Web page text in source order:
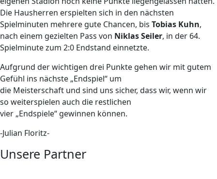
Die Hausherren erspielten sich in den nächsten
Spielminuten mehrere gute Chancen, bis Tobias Kuhn,
nach einem gezielten Pass von Niklas Seiler, in der 64.
Spielminute zum 2:0 Endstand einnetzte.
Aufgrund der wichtigen drei Punkte gehen wir mit gutem
Gefühl ins nächste „Endspiel“ um
die Meisterschaft und sind uns sicher, dass wir, wenn wir
so weiterspielen auch die restlichen
vier „Endspiele“ gewinnen können.
-Julian Floritz-
Unsere Partner